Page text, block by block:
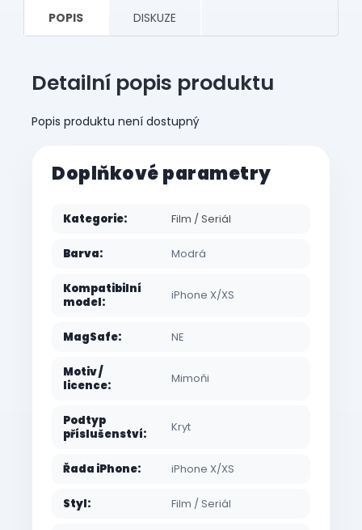
POPIS DISKUZE
Detailní popis produktu
Popis produktu není dostupný
Doplňkové parametry
Kategorie: Film / Seriál
Barva: Modrá
Kompatibilní
model: iPhone X/XS
MagSafe: NE
Motiv /
licence: Mimoňi
Podtyp
příslušenství: Kryt
Řada iPhone: iPhone X/XS
Styl: Film / Seriál